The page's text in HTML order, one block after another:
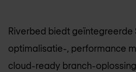
Riverbed biedt geïntegreerde
optimalisatie-, performance
cloud-ready branch-